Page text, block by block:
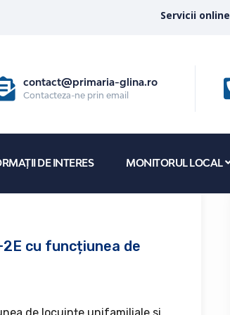
Servicii online
contact@primaria-glina.ro
Contacteza-ne prin email
DE INTERES MONITORUL LOCAL
cu funcțiunea de